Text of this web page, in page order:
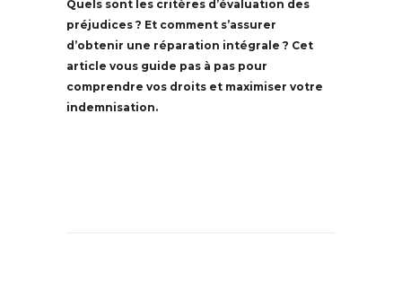
Quels sont les critères d’évaluation des
préjudices ? Et comment s’assurer
d’obtenir une réparation intégrale ? Cet
article vous guide pas à pas pour
comprendre vos droits et maximiser votre
indemnisation.